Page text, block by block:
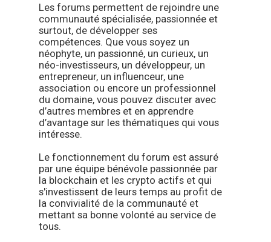
Les forums permettent de rejoindre une
communauté spécialisée, passionnée et
surtout, de développer ses
compétences. Que vous soyez un
néophyte, un passionné, un curieux, un
néo-investisseurs, un développeur, un
entrepreneur, un influenceur, une
association ou encore un professionnel
du domaine, vous pouvez discuter avec
d’autres membres et en apprendre
d’avantage sur les thématiques qui vous
intéresse.
Le fonctionnement du forum est assuré
par une équipe bénévole passionnée par
la blockchain et les crypto actifs et qui
s'investissent de leurs temps au profit de
la convivialité de la communauté et
mettant sa bonne volonté au service de
tous.